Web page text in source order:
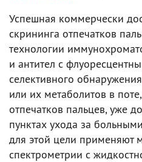
Успешная коммерчески
скрининга отпечатков
технологии
и антител с
селективного
или их метаболитов в
отпечатков пальцев, уже
пунктах ухода за
для этой цели применяют
спектрометрии с